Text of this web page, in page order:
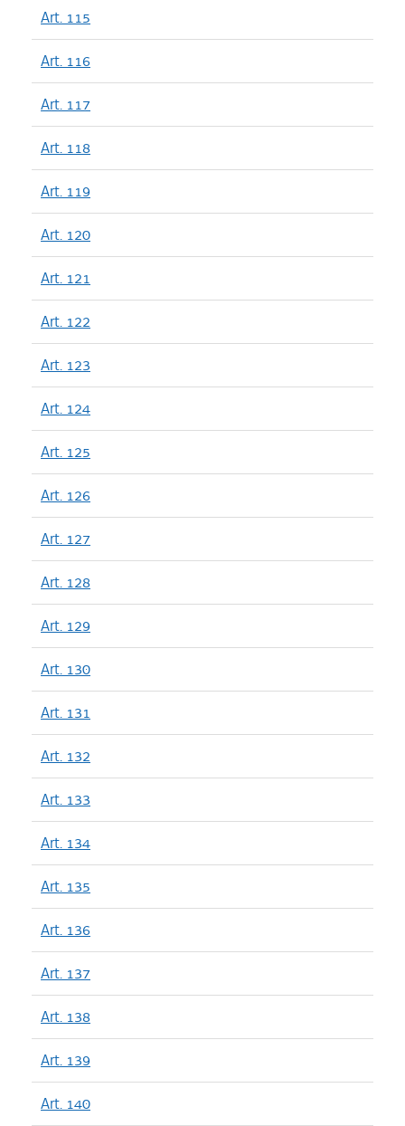
Art. 115
Art. 116
Art. 117
Art. 118
Art. 119
Art. 120
Art. 121
Art. 122
Art. 123
Art. 124
Art. 125
Art. 126
Art. 127
Art. 128
Art. 129
Art. 130
Art. 131
Art. 132
Art. 133
Art. 134
Art. 135
Art. 136
Art. 137
Art. 138
Art. 139
Art. 140